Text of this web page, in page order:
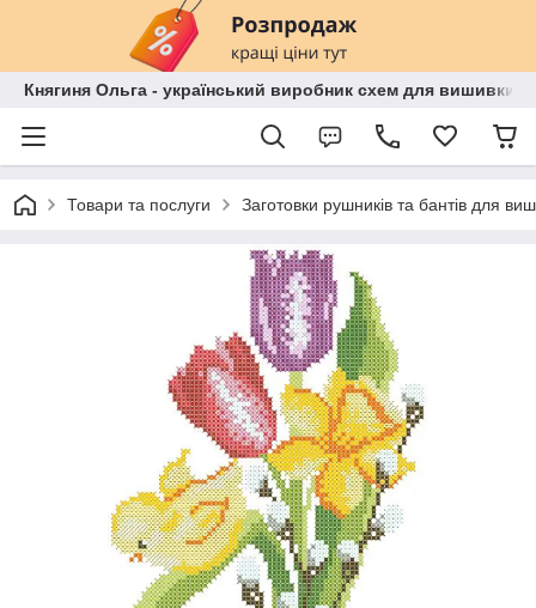
Княгиня Ольга - український виробник схем для вишивки
Товари та послуги Заготовки рушників та бантів для